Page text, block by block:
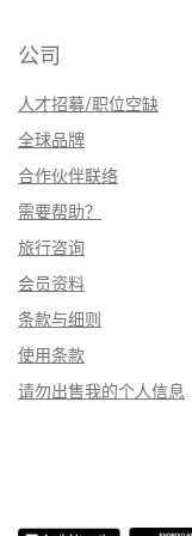
公司
人才招募/职位空缺
全球品牌
合作伙伴联络
需要帮助？
旅行咨询
会员资料
条款与细则
使用条款
请勿出售我的个人信息